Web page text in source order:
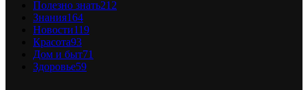
Полезно знать212
Знания164
Новости119
Красота93
Дом и быт71
Здоровье59